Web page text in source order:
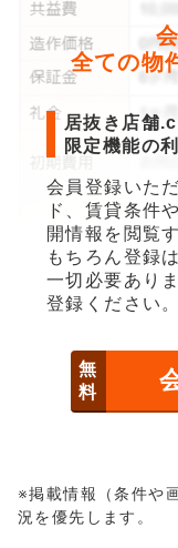
全ての物
居抜き店舗
限定機能の
会員登録いた
ド、賃貸条件
開情報を閲覧
もちろん登録
一切必要あり
登録ください。
無
料
※掲載情報（条件や
況を優先します。